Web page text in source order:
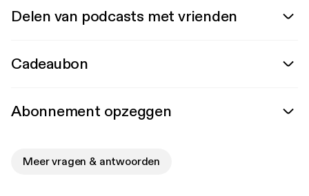
Delen van podcasts met vrienden
Cadeaubon
Abonnement opzeggen
Meer vragen & antwoorden